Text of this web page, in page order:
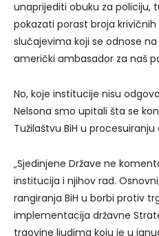
unaprijediti obuku za policiju,
pokazati porast broja
slučajevima koji se odnose
američki ambasador za naš
No, koje institucije nisu
Nelsona smo upitali šta se
Tužilaštvu BiH u
„Sjedinjene Države ne
institucija i njihov rad.
rangiranja BiH u borbi protiv
implementacija državne
trgovine ljudima koju je u